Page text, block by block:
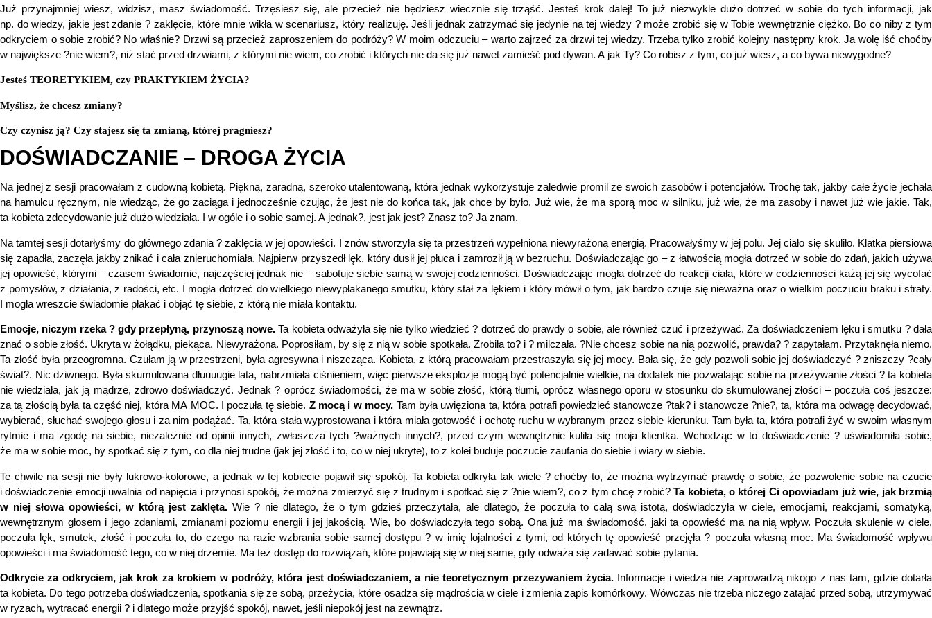
Już przynajmniej wiesz, widzisz, masz świadomość. Trzęsiesz się, ale przecież nie będziesz wiecznie się trząść. Jesteś krok dalej! To już niezwykle dużo dotrzeć w sobie do tych informacji, jak
np. do wiedzy, jakie jest zdanie ? zaklęcie, które mnie wikła w scenariusz, który realizuję. Jeśli jednak zatrzymać się jedynie na tej wiedzy ? może zrobić się w Tobie wewnętrznie ciężko. Bo co niby z tym
odkryciem o sobie zrobić? No właśnie? Drzwi są przecież zaproszeniem do podróży? W moim odczuciu – warto zajrzeć za drzwi tej wiedzy. Trzeba tylko zrobić kolejny następny krok. Ja wolę iść choćby
w największe ?nie wiem?, niż stać przed drzwiami, z którymi nie wiem, co zrobić i których nie da się już nawet zamieść pod dywan. A jak Ty? Co robisz z tym, co już wiesz, a co bywa niewygodne?
Jesteś TEORETYKIEM, czy PRAKTYKIEM ŻYCIA?
Myślisz, że chcesz zmiany?
Czy czynisz ją? Czy stajesz się ta zmianą, której pragniesz?
DOŚWIADCZANIE – DROGA ŻYCIA
Na jednej z sesji pracowałam z cudowną kobietą. Piękną, zaradną, szeroko utalentowaną, która jednak wykorzystuje zaledwie promil ze swoich zasobów i potencjałów. Trochę tak, jakby całe życie jechała
na hamulcu ręcznym, nie wiedząc, że go zaciąga i jednocześnie czując, że jest nie do końca tak, jak chce by było. Już wie, że ma sporą moc w silniku, już wie, że ma zasoby i nawet już wie jakie. Tak,
ta kobieta zdecydowanie już dużo wiedziała. I w ogóle i o sobie samej. A jednak?, jest jak jest? Znasz to? Ja znam.
Na tamtej sesji dotarłyśmy do głównego zdania ? zaklęcia w jej opowieści. I znów stworzyła się ta przestrzeń wypełniona niewyrażoną energią. Pracowałyśmy w jej polu. Jej ciało się skuliło. Klatka piersiowa
się zapadła, zaczęła jakby znikać i cała znieruchomiała. Najpierw przyszedł lęk, który dusił jej płuca i zamroził ją w bezruchu. Doświadczając go – z łatwością mogła dotrzeć w sobie do zdań, jakich używa
jej opowieść, którymi – czasem świadomie, najczęściej jednak nie – sabotuje siebie samą w swojej codzienności. Doświadczając mogła dotrzeć do reakcji ciała, które w codzienności każą jej się wycofać
z pomysłów, z działania, z radości, etc. I mogła dotrzeć do wielkiego niewypłakanego smutku, który stał za lękiem i który mówił o tym, jak bardzo czuje się nieważna oraz o wielkim poczuciu braku i straty.
I mogła wreszcie świadomie płakać i objąć tę siebie, z którą nie miała kontaktu.
Emocje, niczym rzeka ? gdy przepłyną, przynoszą nowe.Ta kobieta odważyła się nie tylko wiedzieć ? dotrzeć do prawdy o sobie, ale również czuć i przeżywać. Za doświadczeniem lęku i smutku ? dała
znać o sobie złość. Ukryta w żołądku, piekąca. Niewyrażona. Poprosiłam, by się z nią w sobie spotkała. Zrobiła to? i ? milczała. ?Nie chcesz sobie na nią pozwolić, prawda? ? zapytałam. Przytaknęła niemo.
Ta złość była przeogromna. Czułam ją w przestrzeni, była agresywna i niszcząca. Kobieta, z którą pracowałam przestraszyła się jej mocy. Bała się, że gdy pozwoli sobie jej doświadczyć ? zniszczy ?cały
świat?. Nic dziwnego. Była skumulowana dłuuuugie lata, nabrzmiała ciśnieniem, więc pierwsze eksplozje mogą być potencjalnie wielkie, na dodatek nie pozwalając sobie na przeżywanie złości ? ta kobieta
nie wiedziała, jak ją mądrze, zdrowo doświadczyć. Jednak ? oprócz świadomości, że ma w sobie złość, którą tłumi, oprócz własnego oporu w stosunku do skumulowanej złości – poczuła coś jeszcze:
za tą złością była ta część niej, która MA MOC. I poczuła tę siebie. Z mocą i w mocy. Tam była uwięziona ta, która potrafi powiedzieć stanowcze ?tak? i stanowcze ?nie?, ta, która ma odwagę decydować,
wybierać, słuchać swojego głosu i za nim podążać. Ta, która stała wyprostowana i która miała gotowość i ochotę ruchu w wybranym przez siebie kierunku. Tam była ta, która potrafi żyć w swoim własnym
rytmie i ma zgodę na siebie, niezależnie od opinii innych, zwłaszcza tych ?ważnych innych?, przed czym wewnętrznie kuliła się moja klientka. Wchodząc w to doświadczenie ? uświadomiła sobie,
że ma w sobie moc, by spotkać się z tym, co dla niej trudne (jak jej złość i to, co w niej ukryte), to z kolei buduje poczucie zaufania do siebie i wiary w siebie.
Te chwile na sesji nie były lukrowo-kolorowe, a jednak w tej kobiecie pojawił się spokój. Ta kobieta odkryła tak wiele ? choćby to, że można wytrzymać prawdę o sobie, że pozwolenie sobie na czucie
i doświadczenie emocji uwalnia od napięcia i przynosi spokój, że można zmierzyć się z trudnym i spotkać się z ?nie wiem?, co z tym chcę zrobić?Ta kobieta, o której Ci opowiadam już wie, jak brzmią
w niej słowa opowieści, w którą jest zaklęta.Wie ? nie dlatego, że o tym gdzieś przeczytała, ale dlatego, że poczuła to całą swą istotą, doświadczyła w ciele, emocjami, reakcjami, somatyką,
wewnętrznym głosem i jego zdaniami, zmianami poziomu energii i jej jakością. Wie, bo doświadczyła tego sobą. Ona już ma świadomość, jaki ta opowieść ma na nią wpływ. Poczuła skulenie w ciele,
poczuła lęk, smutek, złość i poczuła to, do czego na razie wzbrania sobie samej dostępu ? w imię lojalności z tymi, od których tę opowieść przejęła ? poczuła własną moc. Ma świadomość wpływu
opowieści i ma świadomość tego, co w niej drzemie. Ma też dostęp do rozwiązań, które pojawiają się w niej same, gdy odważa się zadawać sobie pytania.
Odkrycie za odkryciem, jak krok za krokiem w podróży, która jest doświadczaniem, a nie teoretycznym przezywaniem życia.Informacje i wiedza nie zaprowadzą nikogo z nas tam, gdzie dotarła
ta kobieta. Do tego potrzeba doświadczenia, spotkania się ze sobą, przeżycia, które osadza się mądrością w ciele i zmienia zapis komórkowy. Wówczas nie trzeba niczego zatajać przed sobą, utrzymywać
w ryzach, wytracać energii ? i dlatego może przyjść spokój, nawet, jeśli niepokój jest na zewnątrz.